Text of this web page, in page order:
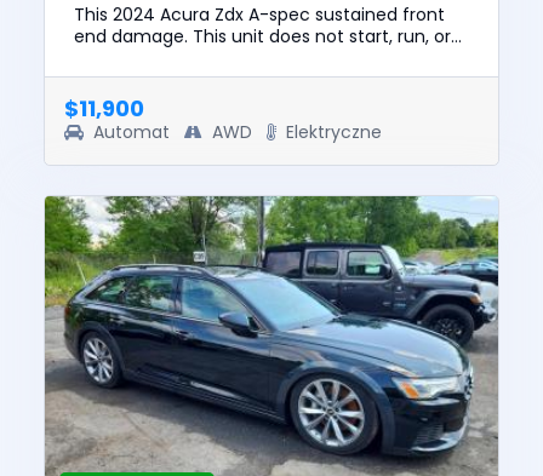
This 2024 Acura Zdx A-spec sustained front
end damage. This unit does not start, run, or
was $32862. This v...
$11,900
Automat AWD Elektryczne